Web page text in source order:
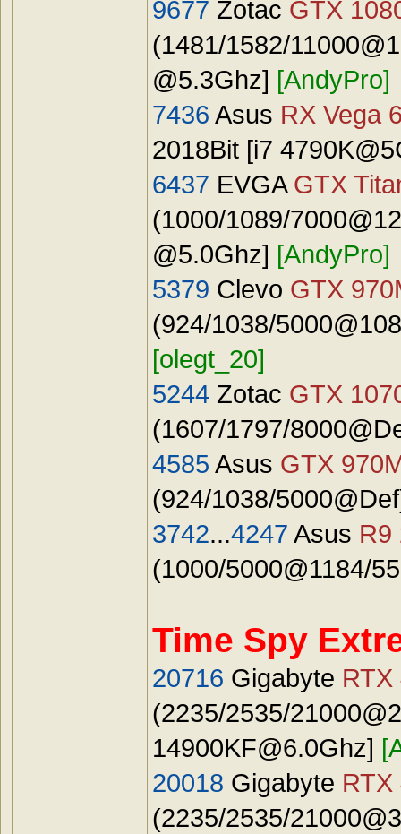
9677 Zotac GTX
(1481/1582/
@5.3Ghz] [AndyPro]
7436 Asus RX Vega
2018Bit [i7
6437 EVGA GTX
(1000/1089/
@5.0Ghz] [AndyPro]
5379 Clevo GTX
(924/1038/
[olegt_20]
5244 Zotac GTX
(1607/1797/
4585 Asus GTX
(924/1038/
3742...4247 Asus R9
(1000/5000@1184/
Time Spy
20716 Gigabyte RTX
(2235/2535/
14900KF@6.0Ghz]
20018 Gigabyte RTX
(2235/2535/